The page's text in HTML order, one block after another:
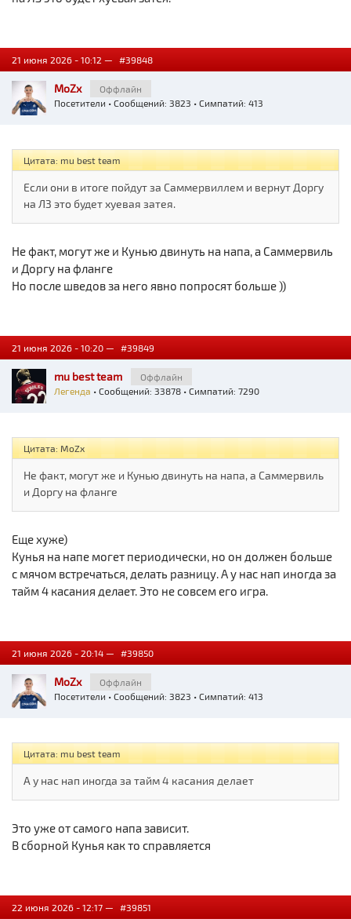
21 июня 2026 - 10:12 — #39848
MoZx
Оффлайн
Посетители • Сообщений: 3823 • Симпатий: 413
Цитата: mu best team
Если они в итоге пойдут за Саммервиллем и вернут Доргу
на ЛЗ это будет хуевая затея.
Не факт, могут же и Кунью двинуть на напа, а Саммервиль
и Доргу на фланге
Но после шведов за него явно попросят больше ))
21 июня 2026 - 10:20 — #39849
mu best team
Оффлайн
Легенда • Сообщений: 33878 • Симпатий: 7290
Цитата: MoZx
Не факт, могут же и Кунью двинуть на напа, а Саммервиль
и Доргу на фланге
Еще хуже)
Кунья на напе могет периодически, но он должен больше
с мячом встречаться, делать разницу. А у нас нап иногда за
тайм 4 касания делает. Это не совсем его игра.
21 июня 2026 - 20:14 — #39850
MoZx
Оффлайн
Посетители • Сообщений: 3823 • Симпатий: 413
Цитата: mu best team
А у нас нап иногда за тайм 4 касания делает
Это уже от самого напа зависит.
В сборной Кунья как то справляется
22 июня 2026 - 12:17 — #39851